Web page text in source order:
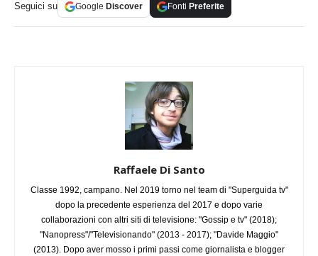
Seguici su Google Discover Fonti Preferite
Raffaele Di Santo
Classe 1992, campano. Nel 2019 torno nel team di "Superguida tv"
dopo la precedente esperienza del 2017 e dopo varie
collaborazioni con altri siti di televisione: "Gossip e tv" (2018);
"Nanopress"/"Televisionando" (2013 - 2017); "Davide Maggio"
(2013). Dopo aver mosso i primi passi come giornalista e blogger